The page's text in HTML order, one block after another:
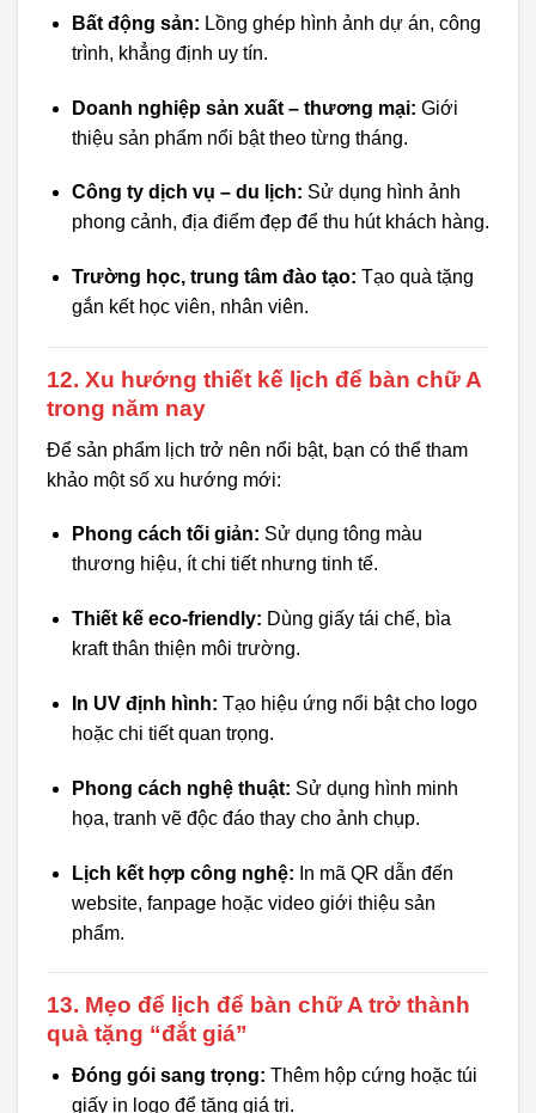
Bất động sản: Lồng ghép hình ảnh dự án, công
trình, khẳng định uy tín.
Doanh nghiệp sản xuất – thương mại: Giới
thiệu sản phẩm nổi bật theo từng tháng.
Công ty dịch vụ – du lịch: Sử dụng hình ảnh
phong cảnh, địa điểm đẹp để thu hút khách hàng.
Trường học, trung tâm đào tạo: Tạo quà tặng
gắn kết học viên, nhân viên.
12. Xu hướng thiết kế lịch để bàn chữ A
trong năm nay
Để sản phẩm lịch trở nên nổi bật, bạn có thể tham
khảo một số xu hướng mới:
Phong cách tối giản: Sử dụng tông màu
thương hiệu, ít chi tiết nhưng tinh tế.
Thiết kế eco-friendly: Dùng giấy tái chế, bìa
kraft thân thiện môi trường.
In UV định hình: Tạo hiệu ứng nổi bật cho logo
hoặc chi tiết quan trọng.
Phong cách nghệ thuật: Sử dụng hình minh
họa, tranh vẽ độc đáo thay cho ảnh chụp.
Lịch kết hợp công nghệ: In mã QR dẫn đến
website, fanpage hoặc video giới thiệu sản
phẩm.
13. Mẹo để lịch để bàn chữ A trở thành
quà tặng “đắt giá”
Đóng gói sang trọng: Thêm hộp cứng hoặc túi
giấy in logo để tăng giá trị.